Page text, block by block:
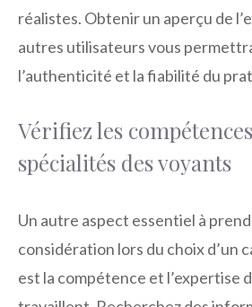
réalistes. Obtenir un aperçu de
autres utilisateurs vous
l’authenticité et la fiabilité du
Vérifiez les
spécialités des voyants
Un autre aspect essentiel à
considération lors du choix d’un
est la compétence et l’expertise